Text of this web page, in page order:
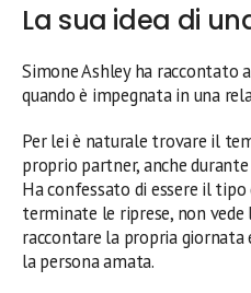
La sua idea di
Simone Ashley ha raccontato
quando è impegnata in una
Per lei è naturale trovare il
proprio partner, anche
Ha confessato di essere il
terminate le riprese, non vede
raccontare la propria
la persona amata.